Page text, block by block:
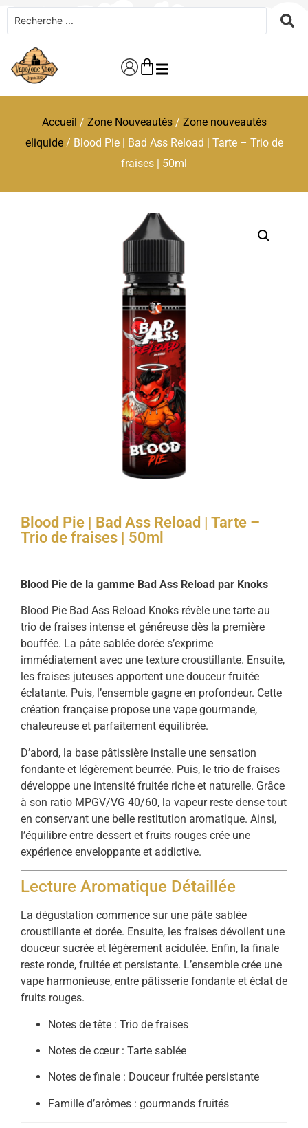
Accueil / Zone Nouveautés/ Zone nouveautés
eliquide/ Blood Pie | Bad Ass Reload | Tarte – Trio de
fraises | 50ml
Blood Pie | Bad Ass Reload | Tarte –
Trio de fraises | 50ml
Blood Pie de la gamme Bad Ass Reload par Knoks
Blood Pie Bad Ass Reload Knoks révèle une tarte au
trio de fraises intense et généreuse dès la première
bouffée. La pâte sablée dorée s’exprime
immédiatement avec une texture croustillante. Ensuite,
les fraises juteuses apportent une douceur fruitée
éclatante. Puis, l’ensemble gagne en profondeur. Cette
création française propose une vape gourmande,
chaleureuse et parfaitement équilibrée.
D’abord, la base pâtissière installe une sensation
fondante et légèrement beurrée. Puis, le trio de fraises
développe une intensité fruitée riche et naturelle. Grâce
à son ratio MPGV/VG 40/60, la vapeur reste dense tout
en conservant une belle restitution aromatique. Ainsi,
l’équilibre entre dessert et fruits rouges crée une
expérience enveloppante et addictive.
Lecture Aromatique Détaillée
La dégustation commence sur une pâte sablée
croustillante et dorée. Ensuite, les fraises dévoilent une
douceur sucrée et légèrement acidulée. Enfin, la finale
reste ronde, fruitée et persistante. L’ensemble crée une
vape harmonieuse, entre pâtisserie fondante et éclat de
fruits rouges.
Notes de tête : Trio de fraises
Notes de cœur : Tarte sablée
Notes de finale : Douceur fruitée persistante
Famille d’arômes : gourmands fruités